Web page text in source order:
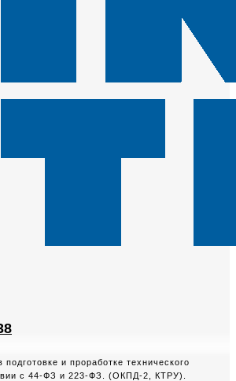
и проработке технического
с 44-ФЗ и 223-ФЗ. (ОКПД-2, КТРУ).